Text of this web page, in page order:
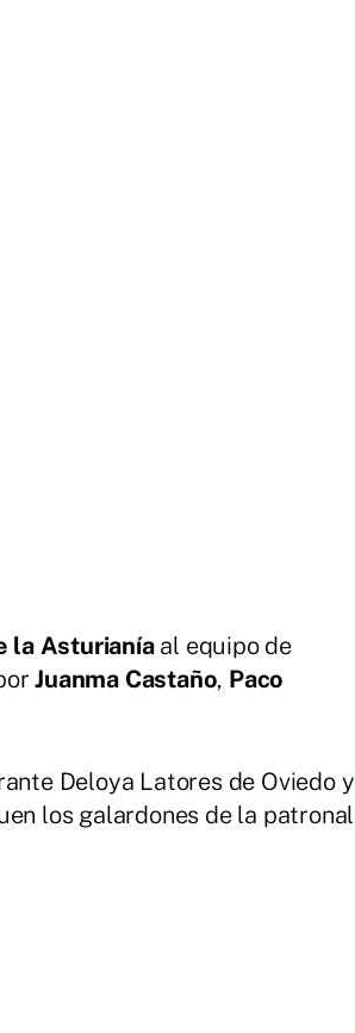
la Asturianía al equipo de
Juanma Castaño, Paco
Deloya Latores de Oviedo y
los galardones de la patronal